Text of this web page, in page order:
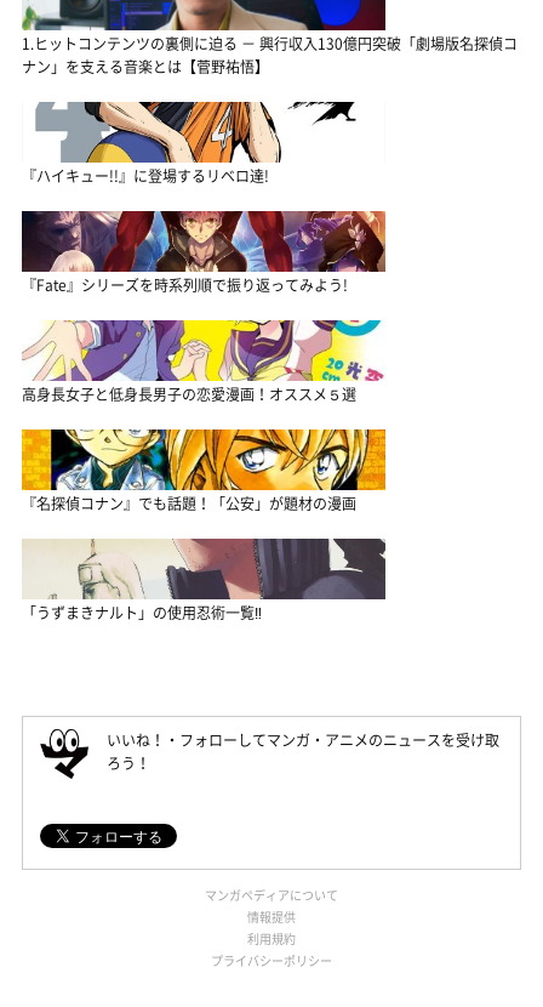
1.ヒットコンテンツの裏側に迫る － 興行収入130億円突破「劇場版名探偵コ
ナン」を支える音楽とは【菅野祐悟】
『ハイキュー!!』に登場するリベロ達!
『Fate』シリーズを時系列順で振り返ってみよう!
高身長女子と低身長男子の恋愛漫画！オススメ５選
『名探偵コナン』でも話題！「公安」が題材の漫画
「うずまきナルト」の使用忍術一覧‼
いいね！・フォローしてマンガ・アニメのニュースを受け取
ろう！
マンガペディアについて
情報提供
利用規約
プライバシーポリシー